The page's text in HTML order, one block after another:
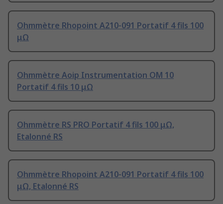
Ohmmètre Rhopoint A210-091 Portatif 4 fils 100
μΩ
Ohmmètre Aoip Instrumentation OM 10
Portatif 4 fils 10 μΩ
Ohmmètre RS PRO Portatif 4 fils 100 μΩ,
Etalonné RS
Ohmmètre Rhopoint A210-091 Portatif 4 fils 100
μΩ, Etalonné RS